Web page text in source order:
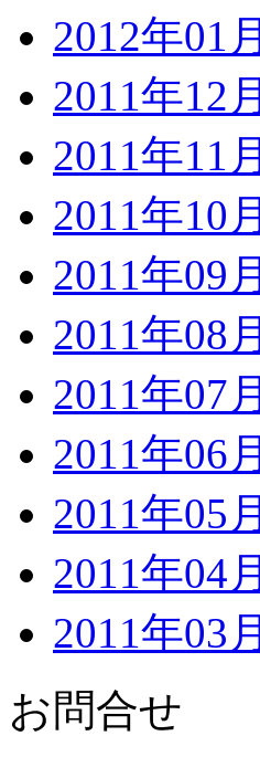
2012年01月
2011年12月
2011年11月
2011年10月
2011年09月
2011年08月
2011年07月
2011年06月
2011年05月
2011年04月
2011年03月
お問合せ